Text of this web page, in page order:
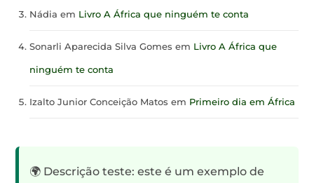
Nádia em Livro A África que ninguém te conta
Sonarli Aparecida Silva Gomes em Livro A África que
ninguém te conta
Izalto Junior Conceição Matos em Primeiro dia em África
🌍 Descrição teste: este é um exemplo de